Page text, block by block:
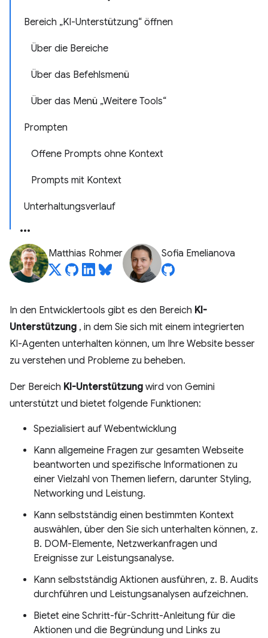
Bereich „KI-Unterstützung“ öffnen
Über die Bereiche
Über das Befehlsmenü
Über das Menü „Weitere Tools“
Prompten
Offene Prompts ohne Kontext
Prompts mit Kontext
Unterhaltungsverlauf
Matthias Rohmer Sofia Emelianova
In den Entwicklertools gibt es den Bereich KI-
Unterstützung , in dem Sie sich mit einem integrierten
KI-Agenten unterhalten können, um Ihre Website besser
zu verstehen und Probleme zu beheben.
Der Bereich KI-Unterstützung wird von Gemini
unterstützt und bietet folgende Funktionen:
Spezialisiert auf Webentwicklung
Kann allgemeine Fragen zur gesamten Webseite
beantworten und spezifische Informationen zu
einer Vielzahl von Themen liefern, darunter Styling,
Networking und Leistung.
Kann selbstständig einen bestimmten Kontext
auswählen, über den Sie sich unterhalten können, z.
B. DOM-Elemente, Netzwerkanfragen und
Ereignisse zur Leistungsanalyse.
Kann selbstständig Aktionen ausführen, z. B. Audits
durchführen und Leistungsanalysen aufzeichnen.
Bietet eine Schritt-für-Schritt-Anleitung für die
Aktionen und die Begründung und Links zu